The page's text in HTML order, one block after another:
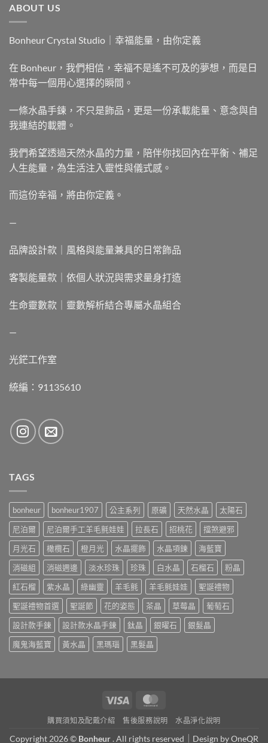
ABOUT US
Bonheur Crystal Studio｜幸福能量，由你定義
在 Bonheur，我們相信，幸福不是遙不可及的夢想，而是日
常中每一個用心選擇的瞬間。
一條水晶手鍊，不只是飾品，更是一份承載能量、意念與自
我連結的載體。
我們希望透過天然水晶的力量，陪伴你找回內在平衡、補足
人生能量，為生活注入靈性與儀式感。
而這份幸福，將由你定義。
—
品牌設計款｜風格與能量兼具的日常飾品
客製能量款｜依個人狀況與需求量身打造
生命靈數款｜靈數解析結合專屬水晶組合
—
光鋩工作室
統編：91135610
TAGS
bonheur bonheur1907 公主系列 原礦 天然水晶
太陽石
尼泊爾
尼泊爾手工羊毛氈娃娃 拉長石 招桃花
擋煞避邪
月光石
橄欖石 橙月光 水晶擺飾 水晶項鍊
海藍寶
消磁組
消磁週邊 淡水珍珠 珍珠 白水晶 石榴石
粉晶
紅石榴
紫水晶 綠幽靈 羊毛氈 羊毛氈娃娃
聖誕禮物
聖誕禮物首選
聖誕節 花的姿態 茶晶 草莓晶
葡萄石
設計款手鍊
設計款水晶手鍊 鈦晶 銀曜石
銀髮晶
魔鬼海藍寶
黃水晶 黑瑪瑙 黑髮晶
Visa
購買須知及配戴介紹 售後服務說明 水晶淨化說明
Copyright 2026 © Bonheur. All rights reserved｜Design byOneQR